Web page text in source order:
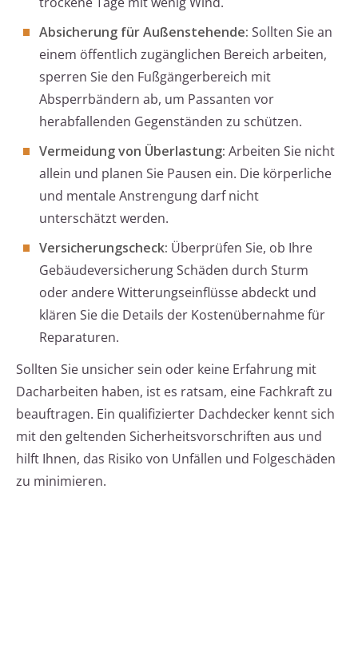
Absicherung für Außenstehende: Sollten Sie an
einem öffentlich zugänglichen Bereich arbeiten,
sperren Sie den Fußgängerbereich mit
Absperrbändern ab, um Passanten vor
herabfallenden Gegenständen zu schützen.
Vermeidung von Überlastung: Arbeiten Sie nicht
allein und planen Sie Pausen ein. Die körperliche
und mentale Anstrengung darf nicht
unterschätzt werden.
Versicherungscheck: Überprüfen Sie, ob Ihre
Gebäudeversicherung Schäden durch Sturm
oder andere Witterungseinflüsse abdeckt und
klären Sie die Details der Kostenübernahme für
Reparaturen.
Sollten Sie unsicher sein oder keine Erfahrung mit
Dacharbeiten haben, ist es ratsam, eine Fachkraft zu
beauftragen. Ein qualifizierter Dachdecker kennt sich
mit den geltenden Sicherheitsvorschriften aus und
hilft Ihnen, das Risiko von Unfällen und Folgeschäden
zu minimieren.